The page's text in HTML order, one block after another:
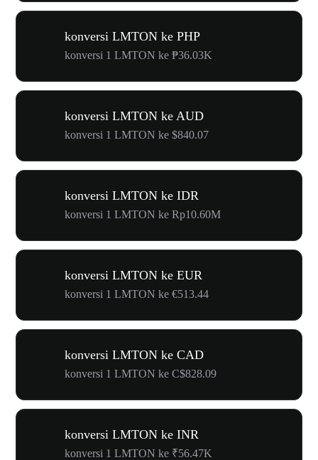
konversi LMTON ke PHP
konversi 1 LMTON ke ₱36.03K
konversi LMTON ke AUD
konversi 1 LMTON ke $840.07
konversi LMTON ke IDR
konversi 1 LMTON ke Rp10.60M
konversi LMTON ke EUR
konversi 1 LMTON ke €513.44
konversi LMTON ke CAD
konversi 1 LMTON ke C$828.09
konversi LMTON ke INR
konversi 1 LMTON ke ₹56.47K